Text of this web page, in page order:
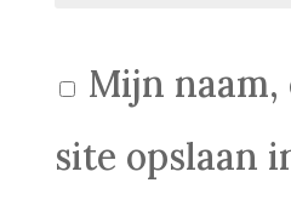
Mijn
site opslaan